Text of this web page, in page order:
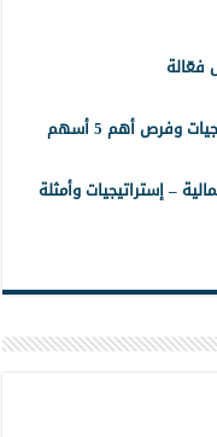
فعّالة
– إستراتيجيات وأمثلة